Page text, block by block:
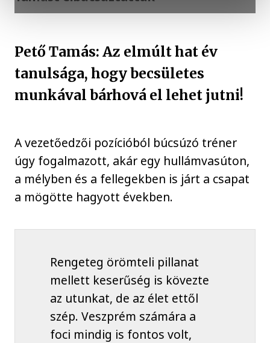
Pető Tamás: Az elmúlt hat év
tanulsága, hogy becsületes
munkával bárhová el lehet jutni!
A vezetőedzői pozícióból búcsúzó tréner
úgy fogalmazott, akár egy hullámvasúton,
a mélyben és a fellegekben is járt a csapat
a mögötte hagyott években.
Rengeteg örömteli pillanat
mellett keserűség is kövezte
az utunkat, de az élet ettől
szép. Veszprém számára a
foci mindig is fontos volt,